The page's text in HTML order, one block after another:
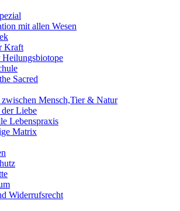
mit allen Wesen
Kraft
Heilungsbiotope
Sacred
Mensch,Tier & Natur
Liebe
Lebenspraxis
Matrix
Widerrufsrecht